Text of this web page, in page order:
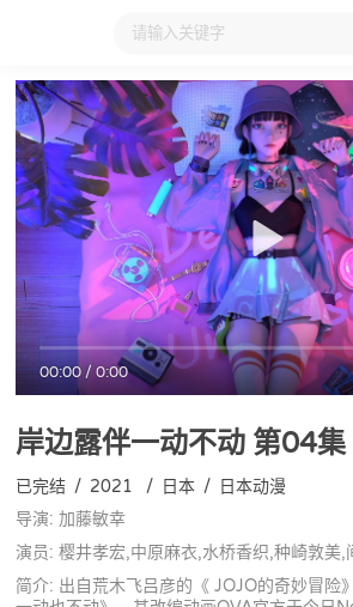
大家在看 日本动漫 国产动漫
00:00/0:00
岸边露伴一动不动 第04集
已完结 / 2021 / 日本 / 日本动漫
导演: 加藤敏幸
演员: 樱井孝宏,中原麻衣,水桥香织,种崎敦美,
简介: 出自荒木飞吕彦的《 JOJO的奇妙冒险